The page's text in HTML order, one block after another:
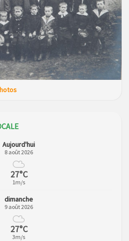
plastiques agricoles le 22 avril
Aujourd'hui
8 août 2026
27°C
1m/s
dimanche
9 août 2026
27°C
3m/s